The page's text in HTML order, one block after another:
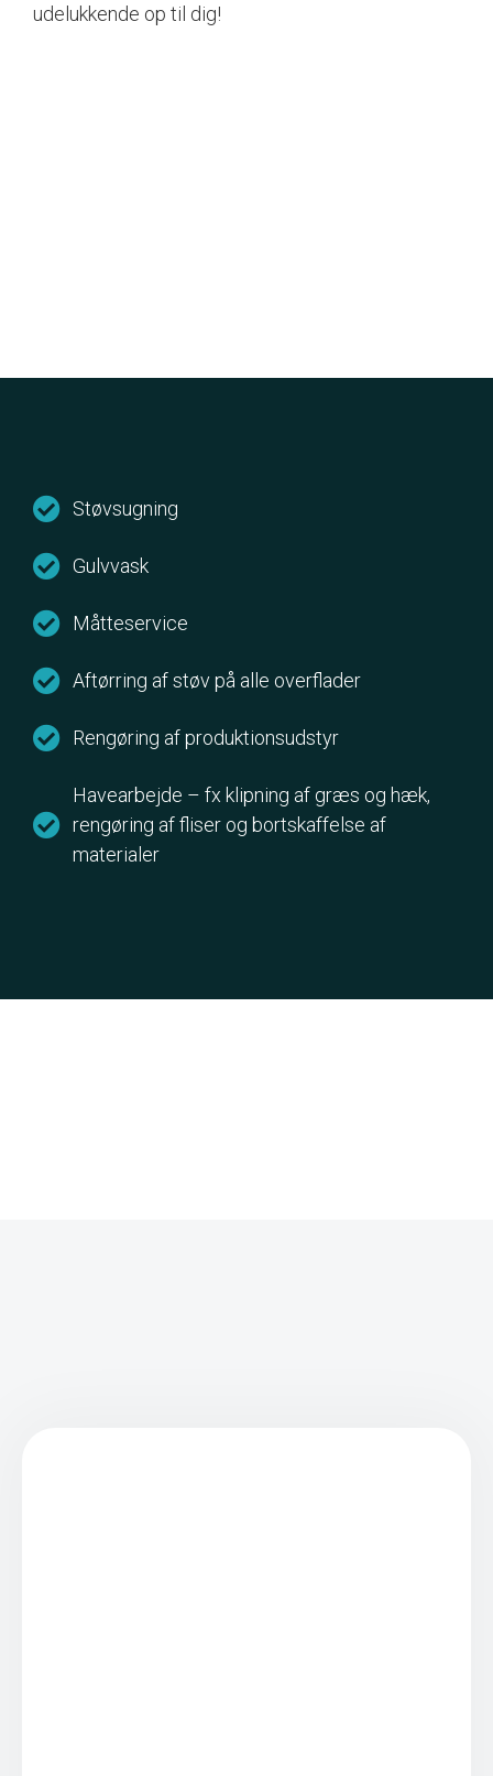
udelukkende op til dig!
Støvsugning
Gulvvask
Måtteservice
Aftørring af støv på alle overflader
Rengøring af produktionsudstyr
Havearbejde – fx klipning af græs og hæk,
rengøring af fliser og bortskaffelse af
materialer